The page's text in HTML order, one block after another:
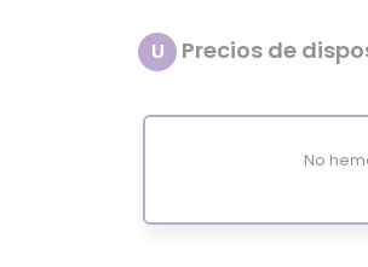
U Precios de
No